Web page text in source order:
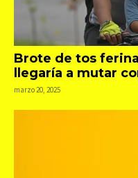
Brote de tos
llegaría a mutar
marzo 20, 2025